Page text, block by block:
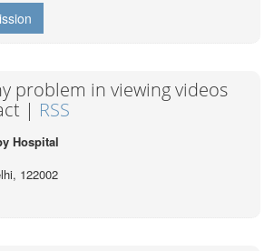
problem in viewing videos
| RSS
Hospital
122002